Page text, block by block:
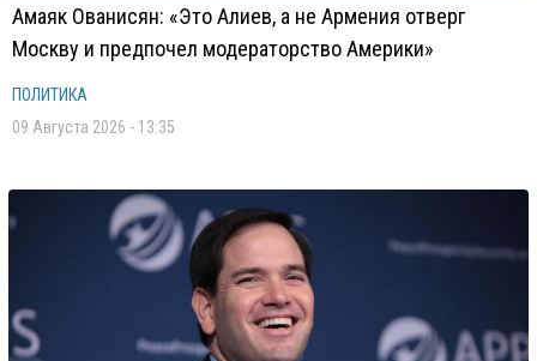
Амаяк Ованисян: «Это Алиев, а не Армения отверг
Москву и предпочел модераторство Америки»
ПОЛИТИКА
09 Августа 2026 - 13:35